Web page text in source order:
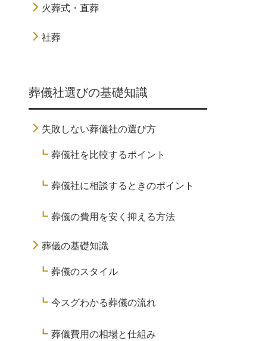
火葬式・直葬
社葬
葬儀社選びの基礎知識
失敗しない葬儀社の選び方
葬儀社を比較するポイント
葬儀社に相談するときのポイント
葬儀の費用を安く抑える方法
葬儀の基礎知識
葬儀のスタイル
今スグわかる葬儀の流れ
葬儀費用の相場と仕組み